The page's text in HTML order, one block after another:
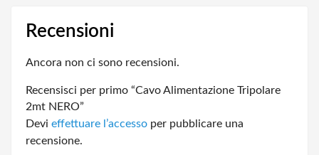
Recensioni
Ancora non ci sono recensioni.
Recensisci per primo “Cavo Alimentazione Tripolare
2mt NERO”
Devi effettuare l’accesso per pubblicare una
recensione.